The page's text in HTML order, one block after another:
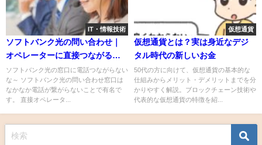
IT・情報技術
ソフトバンク光の問い合わせ｜
オペレーターに直接つながる番
号を教えて！
ソフトバンク光の窓口に電話つながらない
な～ ソフトバンク光の問い合わせ窓口は
なかなか電話が繋がらないことで有名で
す。 直接オペレータ...
仮想通貨
仮想通貨とは？実は身近なデジ
タル時代の新しいお金
50代の方に向けて、仮想通貨の基本的な
仕組みからメリット・デメリットまでを分
かりやすく解説。ブロックチェーン技術や
代表的な仮想通貨の特徴を紹...